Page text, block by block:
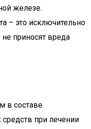
железе.
– это исключительно
приносят вреда
в составе
при лечении